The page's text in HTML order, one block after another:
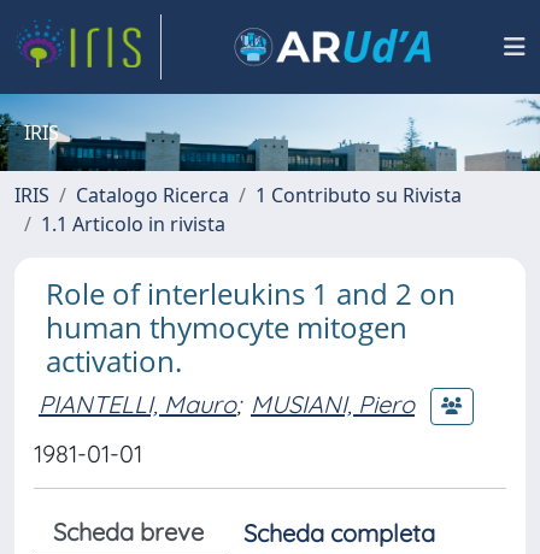
IRIS
IRIS Catalogo Ricerca
1 Contributo su Rivista
1.1 Articolo in rivista
Role of interleukins 1 and 2 on
human thymocyte mitogen
activation.
PIANTELLI, Mauro; MUSIANI, Piero
1981-01-01
Scheda breve
Scheda completa